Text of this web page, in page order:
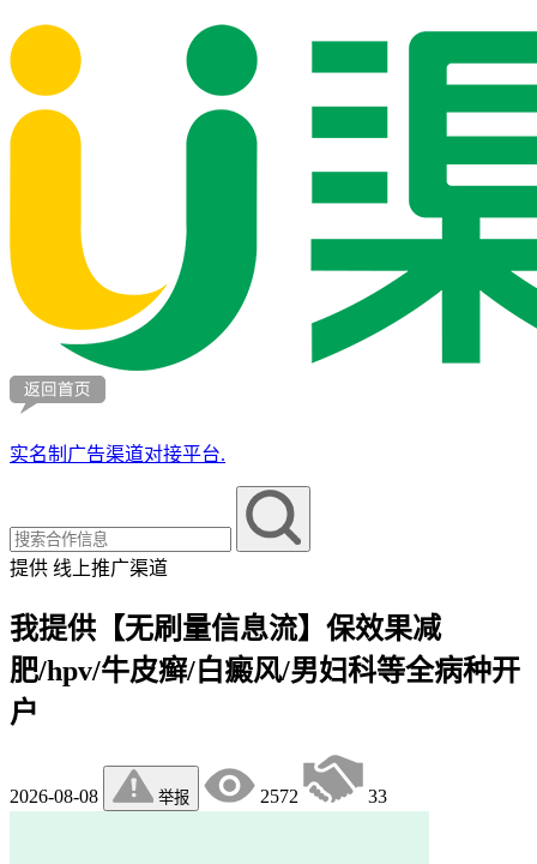
实名制广告渠道对接平台.
提供 线上推广渠道
我提供【无刷量信息流】保效果减
肥/hpv/牛皮癣/白癜风/男妇科等全病种开
户
2026-08-08 举报 2572 33